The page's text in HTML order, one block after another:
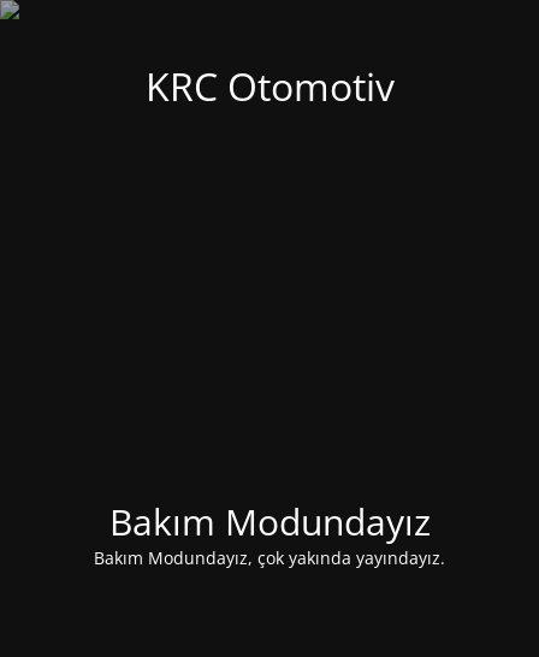
KRC Otomotiv
Bakım Modundayız
Bakım Modundayız, çok yakında yayındayız.